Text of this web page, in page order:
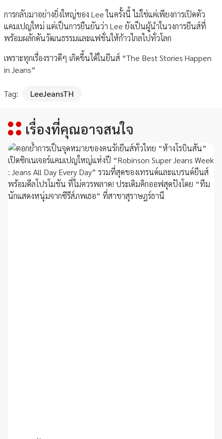
การกลับมาอย่างยิ่งใหญ่ของ Lee ในครั้งนี้ ไม่ใช่แค่เพียงการเปิดตัว
แคมเปญใหม่ แต่เป็นการยืนยันว่า Lee ยังเป็นผู้นำในวงการยีนส์ที่
พร้อมผลักดันวัฒนธรรมและแฟชั่นให้ก้าวไกลไปทั่วโลก
เพราะทุกเรื่องราวดีๆ เกิดขึ้นได้ในยีนส์ “The Best Stories Happen
in Jeans”
Tag: LeeJeansTH
เรื่องที่คุณอาจสนใจ